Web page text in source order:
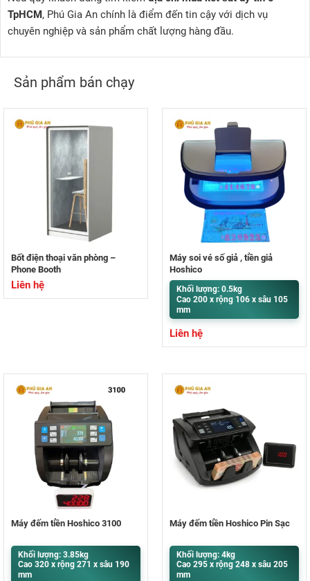
TpHCM, Phú Gia An chính là điểm đến tin cậy với dịch vụ
chuyên nghiệp và sản phẩm chất lượng hàng đầu.
Sản phẩm bán chạy
Bốt điện thoại văn phòng –
Phone Booth
Liên hệ
Máy soi vé số giả , tiền giả
Hoshico
Khối lượng: 0.5kg
Cao 200 x rộng 106 x sâu 105
mm
Liên hệ
Máy đếm tiền Hoshico 3100
Khối lượng: 3.85kg
Cao 320 x rộng 271 x sâu 190
mm
Máy đếm tiền Hoshico Pin Sạc
Khối lượng: 4kg
Cao 295 x rộng 248 x sâu 205
mm